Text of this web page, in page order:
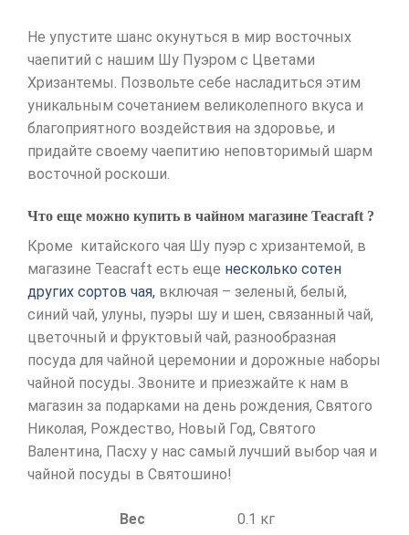
Не упустите шанс окунуться в мир восточных
чаепитий с нашим Шу Пуэром с Цветами
Хризантемы. Позвольте себе насладиться этим
уникальным сочетанием великолепного вкуса и
благоприятного воздействия на здоровье, и
придайте своему чаепитию неповторимый шарм
восточной роскоши.
Что еще можно купить в чайном магазине Teacraft ?
Кроме китайского чая Шу пуэр с хризантемой, в
магазине Teacraft есть еще несколько сотен
других сортов чая, включая – зеленый, белый,
синий чай, улуны, пуэры шу и шен, связанный чай,
цветочный и фруктовый чай, разнообразная
посуда для чайной церемонии и дорожные наборы
чайной посуды. Звоните и приезжайте к нам в
магазин за подарками на день рождения, Святого
Николая, Рождество, Новый Год, Святого
Валентина, Пасху у нас самый лучший выбор чая и
чайной посуды в Святошино!
Вес
0.1 кг